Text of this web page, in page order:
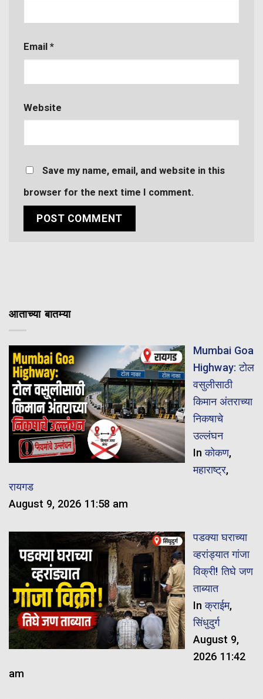
Email *
Website
Save my name, email, and website in this
browser for the next time I comment.
आताच्या बातम्या
Mumbai Goa
Highway: टोल
वसुलीसाठी
किमान अंतराच्या
निकषाचे
उल्लंघन
Inकोकण,
महाराष्ट्र,
रायगड
August 9, 2026 11:58 am
पडक्या घराच्या
व्हरांड्यात गांजा
विक्री! तिघे जण
ताब्यात
Inक्राईम,
सिंधुदुर्ग
August 9,
2026 11:42
am